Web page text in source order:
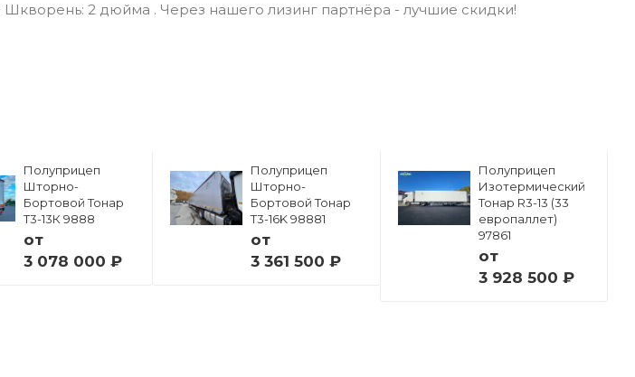
2 дюйма . Через нашего лизинг партнёра - лучшие скидки!
Полуприцеп
Шторно-
Бортовой Тонар
Т3-13К 9888
от
3 078 000 ₽
Полуприцеп
Шторно-
Бортовой Тонар
Т3-16K 98881
от
3 361 500 ₽
Полуприцеп
Изотермический
Тонар R3-13 (33
европаллет)
97861
от
3 928 500 ₽